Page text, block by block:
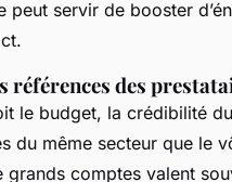
peut servir de booster
références des
le budget, la crédibilité
du même secteur que le
grands comptes valent